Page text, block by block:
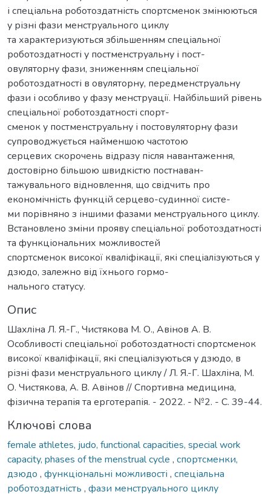
і спеціальна роботоздатність спортсменок змінюються
у різні фази менструального циклу
та характеризуються збільшенням спеціальної
роботоздатності у постменструальну і пост-
овуляторну фази, зниженням спеціальної
роботоздатності в овуляторну, передменструальну
фази і особливо у фазу менструації. Найбільший рівень
спеціальної роботоздатності спорт-
сменок у постменструальну і постовуляторну фази
супроводжується найменшою частотою
серцевих скорочень відразу після навантаження,
достовірно більшою швидкістю постнаван-
тажувального відновлення, що свідчить про
економічність функцій серцево-судинної систе-
ми порівняно з іншими фазами менструального циклу.
Встановлено зміни прояву спеціальної роботоздатності
та функціональних можливостей
спортсменок високої кваліфікації, які спеціалізуються у
дзюдо, залежно від їхнього гормо-
нального статусу.
Опис
Шахліна Л. Я.-Г., Чистякова М. О., Авінов А. В.
Особливості спеціальної роботоздатності спортсменок
високої кваліфікації, які спеціалізуються у дзюдо, в
різні фази менструального циклу / Л. Я.-Г. Шахліна, М.
О. Чистякова, А. В. Авінов // Спортивна медицина,
фізична терапія та ерготерапія. - 2022. - №2. - С. 39-44.
Ключові слова
female athletes, judo, functional capacities, special work
capacity, phases of the menstrual cycle , спортсменки,
дзюдо , функціональні можливості , спеціальна
роботоздатність , фази менструального циклу